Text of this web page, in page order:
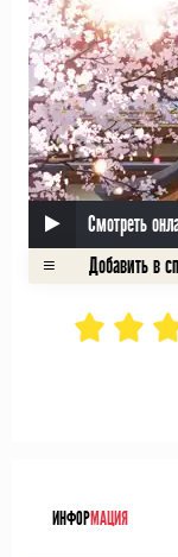
Смотреть
ИНФОРМАЦИЯ